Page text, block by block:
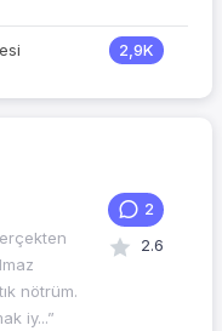
2,9K
nötrüm.
iy...”
2
2.6